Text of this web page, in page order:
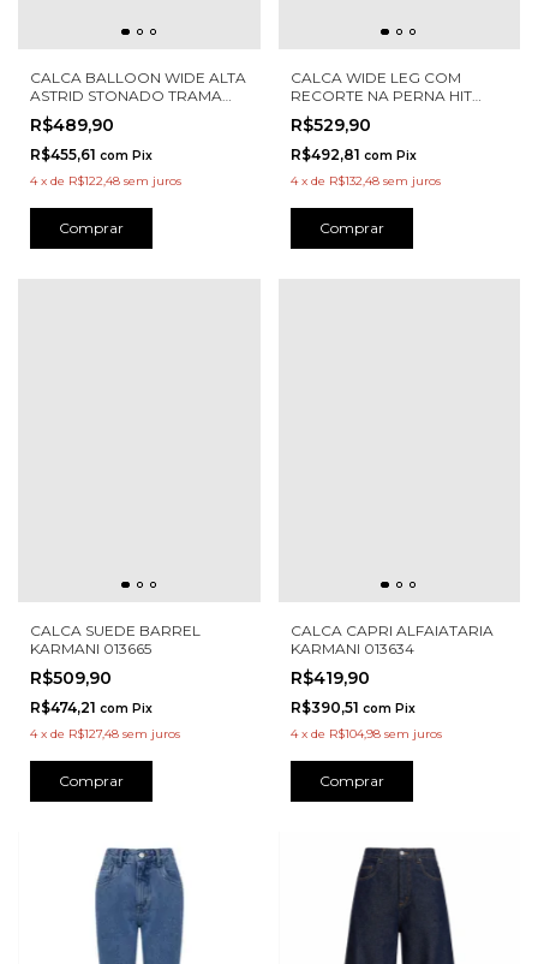
CALCA BALLOON WIDE ALTA
ASTRID STONADO TRAMA
24361
R$489,90
R$455,61 com Pix
4 x de R$122,48 sem juros
Comprar
CALCA WIDE LEG COM
RECORTE NA PERNA HIT
C26025
R$529,90
R$492,81 com Pix
4 x de R$132,48 sem juros
Comprar
CALCA SUEDE BARREL
KARMANI 013665
R$509,90
R$474,21 com Pix
4 x de R$127,48 sem juros
Comprar
CALCA CAPRI ALFAIATARIA
KARMANI 013634
R$419,90
R$390,51 com Pix
4 x de R$104,98 sem juros
Comprar